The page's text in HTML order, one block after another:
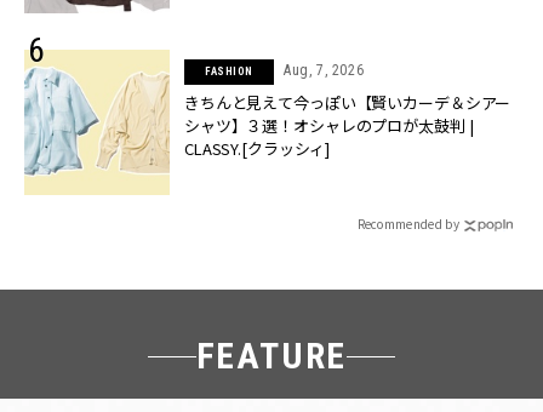
FASHION Aug, 7, 2026
きちんと見えて今っぽい【賢いカーデ＆シアー
シャツ】３選！オシャレのプロが太鼓判 |
CLASSY.[クラッシィ]
Recommended by
FEATURE